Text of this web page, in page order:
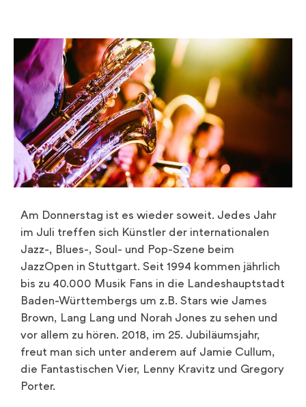
Am Donnerstag ist es wieder soweit. Jedes Jahr
im Juli treffen sich Künstler der internationalen
Jazz-, Blues-, Soul- und Pop-Szene beim
JazzOpen in Stuttgart. Seit 1994 kommen jährlich
bis zu 40.000 Musik Fans in die Landeshauptstadt
Baden-Württembergs um z.B. Stars wie James
Brown, Lang Lang und Norah Jones zu sehen und
vor allem zu hören. 2018, im 25. Jubiläumsjahr,
freut man sich unter anderem auf Jamie Cullum,
die Fantastischen Vier, Lenny Kravitz und Gregory
Porter.